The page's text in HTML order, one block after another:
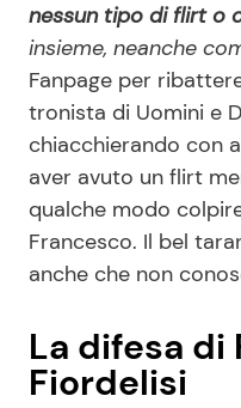
nessun tipo di flirt o
insieme, neanche
Fanpage per
tronista di Uomini e
chiacchierando con
aver avuto un flirt
qualche modo
Francesco. Il bel
anche che non
La difesa
Fiordelisi